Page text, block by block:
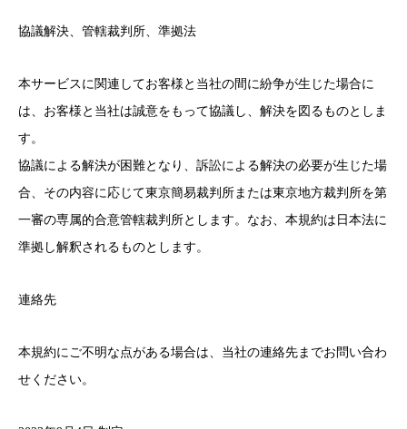
協議解決、管轄裁判所、準拠法
本サービスに関連してお客様と当社の間に紛争が生じた場合に
は、お客様と当社は誠意をもって協議し、解決を図るものとしま
す。
協議による解決が困難となり、訴訟による解決の必要が生じた場
合、その内容に応じて東京簡易裁判所または東京地方裁判所を第
一審の専属的合意管轄裁判所とします。なお、本規約は日本法に
準拠し解釈されるものとします。
連絡先
本規約にご不明な点がある場合は、当社の連絡先までお問い合わ
せください。